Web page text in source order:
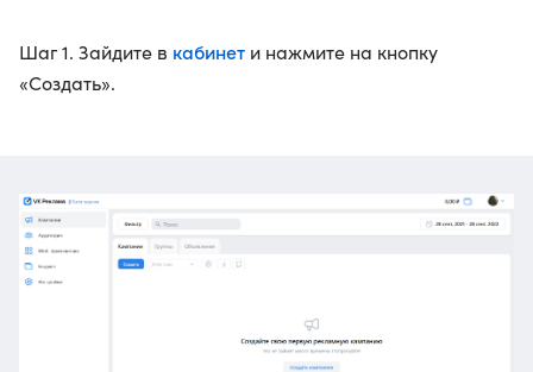
Шаг 1. Зайдите в кабинет и нажмите на кнопку
«Создать».